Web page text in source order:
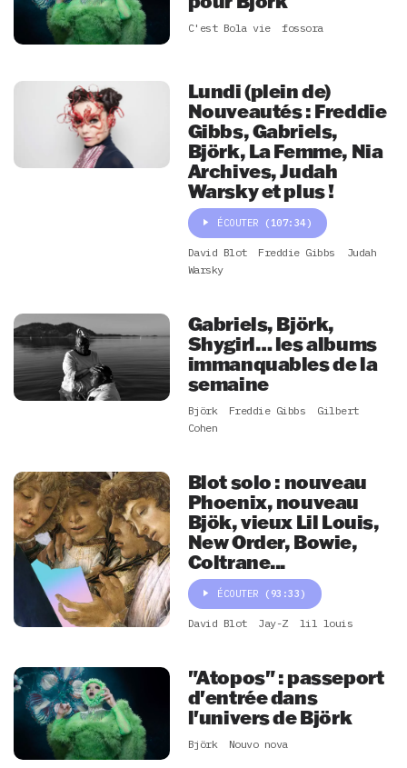
C'est Bola vie fossora
Lundi (plein de)
Nouveautés : Freddie
Gibbs, Gabriels,
Björk, La Femme, Nia
Archives, Judah
Warsky et plus !
ÉCOUTER (107:34)
David Blot Freddie Gibbs
Judah
Warsky
Gabriels, Björk,
Shygirl… les albums
immanquables de la
semaine
Björk Freddie Gibbs
Gilbert
Cohen
Blot solo : nouveau
Phoenix, nouveau
Bjök, vieux Lil Louis,
New Order, Bowie,
Coltrane...
ÉCOUTER (93:33)
David Blot Jay-Z lil louis
"Atopos" : passeport
d'entrée dans
l'univers de Björk
Björk Nouvo nova